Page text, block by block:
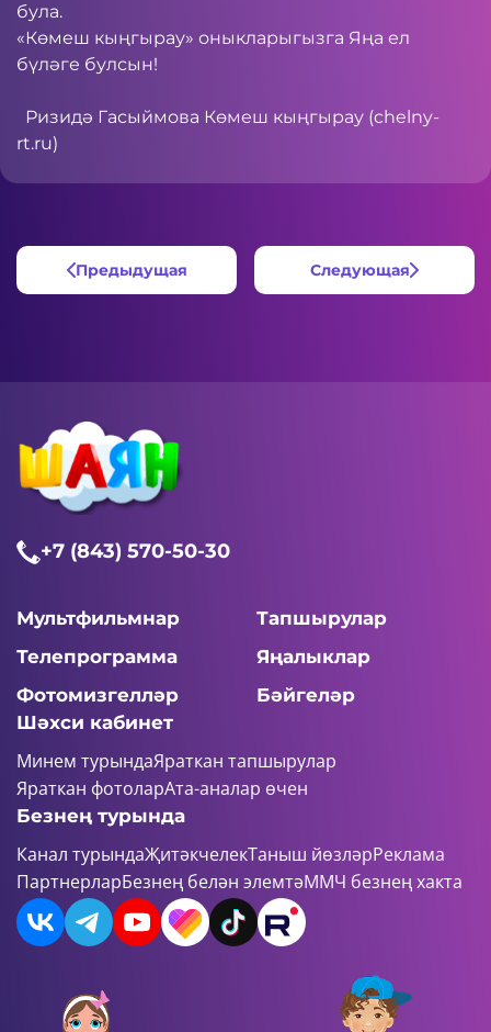
була.
«Көмеш кыңгырау» оныкларыгызга Яңа ел
бүләге булсын!
Ризидә Гасыймова Көмеш кыңгырау (chelny-
rt.ru)
Предыдущая Следующая
+7 (843) 570-50-30
Мультфильмнар
Тапшырулар
Телепрограмма
Яңалыклар
Фотомизгелләр
Бәйгеләр
Шәхси кабинет
Минем турындаЯраткан тапшырулар
Яраткан фотоларАта-аналар өчен
Безнең турында
Канал турындаҖитәкчелекТаныш йөзләрРеклама
ПартнерларБезнең белән элемтәММЧ безнең хакта